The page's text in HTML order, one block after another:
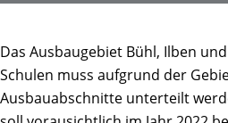
Das Ausbaugebiet Bühl, Ilben
Schulen muss aufgrund der
Ausbauabschnitte unterteilt